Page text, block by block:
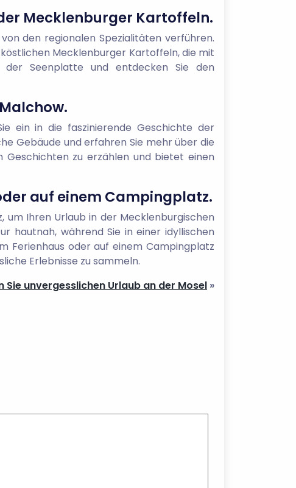
Mecklenburger Kartoffeln.
den regionalen Spezialitäten verführen.
Mecklenburger Kartoffeln, die mit
Seenplatte und entdecken Sie den
ein in die faszinierende Geschichte der
Gebäude und erfahren Sie mehr über die
zu erzählen und bietet einen
auf einem Campingplatz.
um Ihren Urlaub in der Mecklenburgischen
hautnah, während Sie in einer idyllischen
Ferienhaus oder auf einem Campingplatz
Erlebnisse zu sammeln.
Sie unvergesslichen Urlaub an der Mosel »